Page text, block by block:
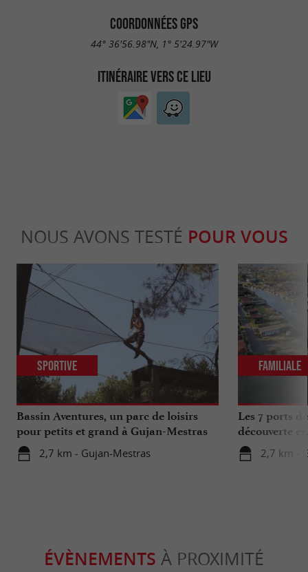
COORDONNÉES GPS
44° 36'56.98"N, 1° 5'24.97"W
ITINÉRAIRE VERS CE LIEU
NOUS AVONS TESTÉ POUR VOUS
Bassin Aventures, un parc de loisirs
pour petits et grand à Gujan-Mestras
2,7 km - Gujan-Mestras
Sportive
Les 7 ports
découverte
2,7 km -
Familiale
ÉVÈNEMENTS À PROXIMITÉ